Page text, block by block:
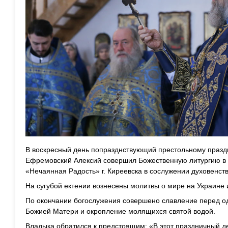
В воскресный день попразднствующий престольному
Ефремовский Алексий совершил Божественную литургию
«Нечаянная Радость» г. Киреевска в сослужении
На сугубой ектении вознесены молитвы о мире на
По окончании богослужения совершено славление перед
Божией Матери и окропление молящихся святой водой.
Владыка обратился к предстоящим: «В этот праздничный